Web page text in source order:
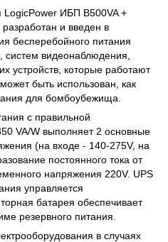
LogicPower ИБП B500VA +
и введен в
бесперебойного питания
систем видеонаблюдения,
устройств, которые работают
быть использован, как
для бомбоубежища.
с правильной
VA/W выполняет 2 основные
(на входе - 140-275V, на
постоянного тока от
напряжения 220V. UPS
управляется
батарея обеспечивает
резервного питания.
в случаях